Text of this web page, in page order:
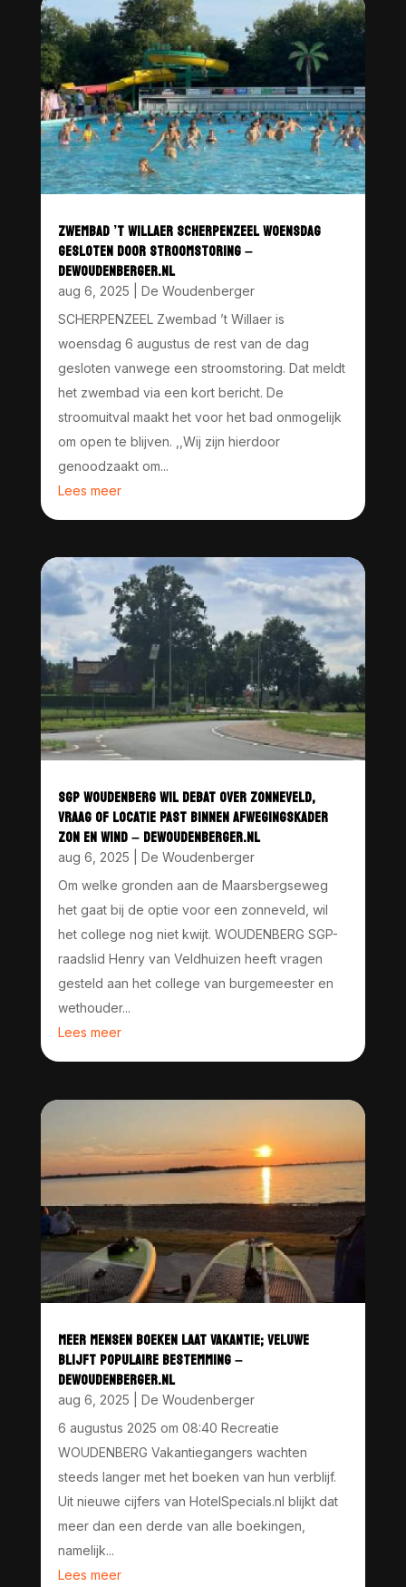
ZWEMBAD ’T WILLAER SCHERPENZEEL WOENSDAG
GESLOTEN DOOR STROOMSTORING –
DEWOUDENBERGER.NL
aug 6, 2025
De Woudenberger
SCHERPENZEEL Zwembad ’t Willaer is
woensdag 6 augustus de rest van de dag
gesloten vanwege een stroomstoring. Dat meldt
het zwembad via een kort bericht. De
stroomuitval maakt het voor het bad onmogelijk
om open te blijven. ,,Wij zijn hierdoor
genoodzaakt om...
Lees meer
SGP WOUDENBERG WIL DEBAT OVER ZONNEVELD,
VRAAG OF LOCATIE PAST BINNEN AFWEGINGSKADER
ZON EN WIND – DEWOUDENBERGER.NL
aug 6, 2025
De Woudenberger
Om welke gronden aan de Maarsbergseweg
het gaat bij de optie voor een zonneveld, wil
het college nog niet kwijt. WOUDENBERG SGP-
raadslid Henry van Veldhuizen heeft vragen
gesteld aan het college van burgemeester en
wethouder...
Lees meer
MEER MENSEN BOEKEN LAAT VAKANTIE; VELUWE
BLIJFT POPULAIRE BESTEMMING –
DEWOUDENBERGER.NL
aug 6, 2025
De Woudenberger
6 augustus 2025 om 08:40 Recreatie
WOUDENBERG Vakantiegangers wachten
steeds langer met het boeken van hun verblijf.
Uit nieuwe cijfers van HotelSpecials.nl blijkt dat
meer dan een derde van alle boekingen,
namelijk...
Lees meer